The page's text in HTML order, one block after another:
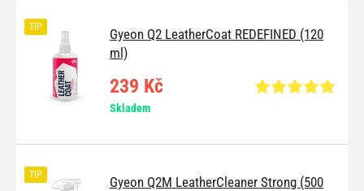
Gyeon Q2 LeatherCoat REDEFINED (120
ml)
TIP
239 Kč
Skladem
Gyeon Q2M LeatherCleaner Strong (500
TIP